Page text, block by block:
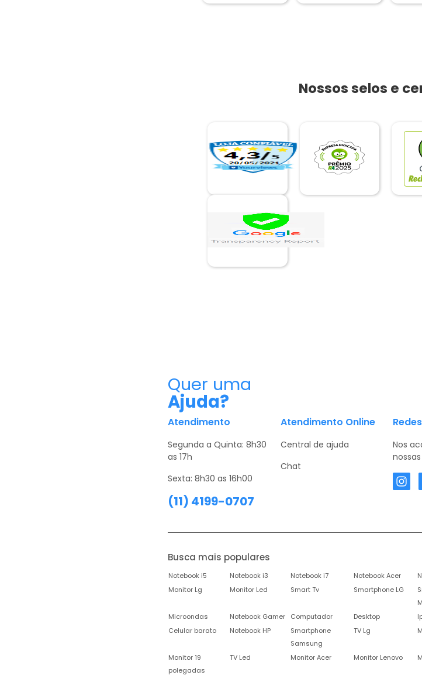
Nossos selos e
Quer uma
Ajuda?
Atendimento
Segunda a Quinta: 8h30
as 17h
Sexta: 8h30 as 16h00
(11) 4199-0707
Atendimento Online
Central de ajuda
Chat
Nos
Busca mais populares
Notebook i5 Notebook i3 Notebook i7 Notebook Acer
Monitor Lg
Monitor Led Smart Tv Smartphone LG
Microondas
Notebook Gamer Computador Desktop
Celular barato
Notebook HP
Smartphone
Samsung
TV Lg
Monitor 19
polegadas
TV Led Monitor Acer Monitor Lenovo